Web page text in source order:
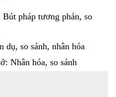
Bút pháp tương phản, so
dụ, so sánh, nhân hóa
Nhân hóa, so sánh